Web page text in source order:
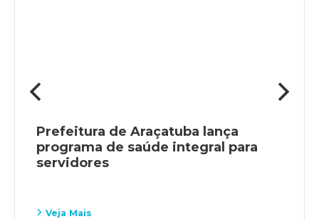
Prefeitura de Araçatuba lança
programa de saúde integral para
servidores
Veja Mais